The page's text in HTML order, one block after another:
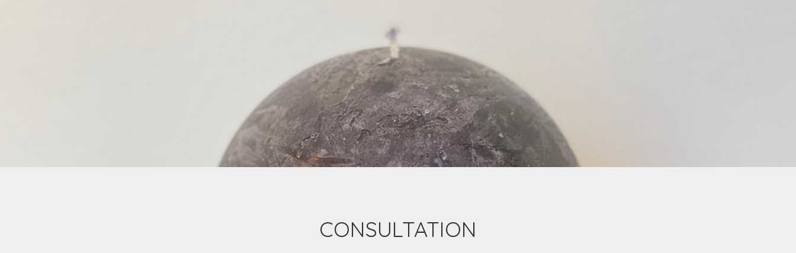
CONSULTATION